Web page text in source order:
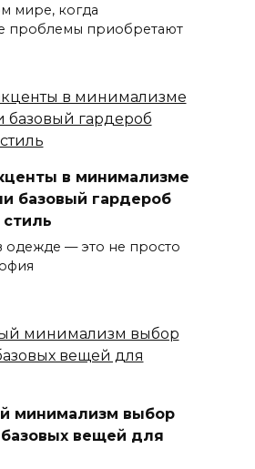
мире, когда
проблемы приобретают
в минимализме
базовый гардероб
— это не просто
минимализм выбор
вещей для